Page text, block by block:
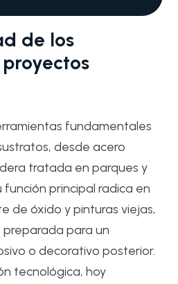
de los
fundamentales
desde acero
tratada en parques y
función principal radica en
de óxido y pinturas viejas,
para un
o decorativo posterior.
tecnológica, hoy